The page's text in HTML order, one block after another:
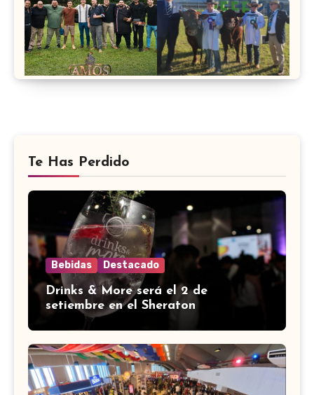
Te Has Perdido
Bebidas Destacado
Drinks & More será el 2 de
setiembre en el Sheraton